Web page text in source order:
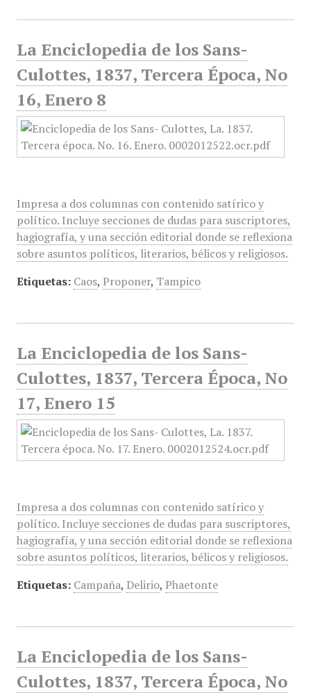
La Enciclopedia de los Sans-
Culottes, 1837, Tercera Época, No
16, Enero 8
Impresa a dos columnas con contenido satírico y
político. Incluye secciones de dudas para suscriptores,
hagiografía, y una sección editorial donde se reflexiona
sobre asuntos políticos, literarios, bélicos y religiosos.
Etiquetas: Caos, Proponer, Tampico
La Enciclopedia de los Sans-
Culottes, 1837, Tercera Época, No
17, Enero 15
Impresa a dos columnas con contenido satírico y
político. Incluye secciones de dudas para suscriptores,
hagiografía, y una sección editorial donde se reflexiona
sobre asuntos políticos, literarios, bélicos y religiosos.
Etiquetas: Campaña, Delirio, Phaetonte
La Enciclopedia de los Sans-
Culottes, 1837, Tercera Época, No